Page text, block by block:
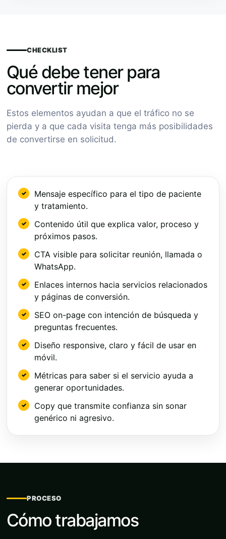
CHECKLIST
Qué debe tener para
convertir mejor
Estos elementos ayudan a que el tráfico no se
pierda y a que cada visita tenga más posibilidades
de convertirse en solicitud.
Mensaje específico para el tipo de paciente
y tratamiento.
Contenido útil que explica valor, proceso y
próximos pasos.
CTA visible para solicitar reunión, llamada o
WhatsApp.
Enlaces internos hacia servicios relacionados
y páginas de conversión.
SEO on-page con intención de búsqueda y
preguntas frecuentes.
Diseño responsive, claro y fácil de usar en
móvil.
Métricas para saber si el servicio ayuda a
generar oportunidades.
Copy que transmite confianza sin sonar
genérico ni agresivo.
PROCESO
Cómo trabajamos